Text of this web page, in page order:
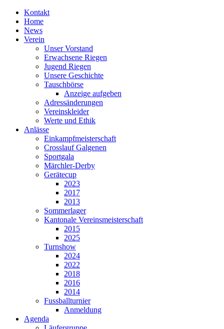
Kontakt
Home
News
Verein
Unser Vorstand
Erwachsene Riegen
Jugend Riegen
Unsere Geschichte
Tauschbörse
Anzeige aufgeben
Adressänderungen
Vereinskleider
Werte und Ethik
Anlässe
Einkampfmeisterschaft
Crosslauf Galgenen
Sportgala
Märchler-Derby
Gerätecup
2023
2017
2013
Sommerlager
Kantonale Vereinsmeisterschaft
2015
2025
Turnshow
2024
2022
2018
2016
2014
Fussballturnier
Anmeldung
Agenda